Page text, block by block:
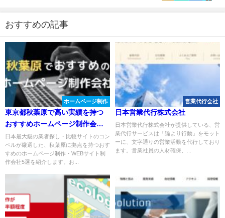
おすすめの記事
ホームページ制作
東京都秋葉原で高い実績を持つ
おすすめホームページ制作会社
５選
日本最大級の業者探し・比較サイトのコン
ペルが厳選した、秋葉原に拠点を持つおす
すめのホームページ制作・WEBサイト制
作会社5選を紹介します。お...
営業代行会社
日本営業代行株式会社
日本営業代行株式会社が提供している、営
業代行サービスは「論より行動」をモット
ーに、文字通りの営業活動を代行しており
ます。営業社員の人材確保、...